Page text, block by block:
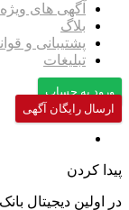
آگهی های ویژه
بلاگ
پشتیبانی و
تبلیغات
ورود به حساب
ارسال رایگان آگهی
پیدا کردن
در اولین دیجیتال